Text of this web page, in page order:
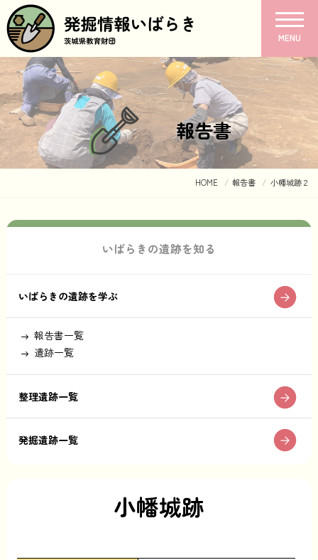
MENU
報告書
HOME 報告書 小幡城跡２
いばらきの遺跡を知る
いばらきの遺跡を学ぶ
報告書一覧
遺跡一覧
整理遺跡一覧
発掘遺跡一覧
小幡城跡